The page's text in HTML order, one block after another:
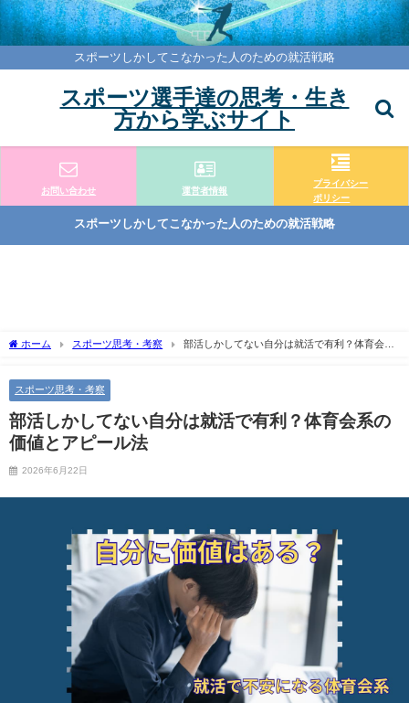
スポーツしかしてこなかった人のための就活戦略
スポーツ選手達の思考・生き
方から学ぶサイト
お問い合わせ 運営者情報
プライバシー
ポリシー
スポーツしかしてこなかった人のための就活戦略
ホーム スポーツ思考・考察
部活しかしてない自分は就活で有利？体育会系
スポーツ思考・考察
部活しかしてない自分は就活で有利？体育会系の
価値とアピール法
2026年6月22日